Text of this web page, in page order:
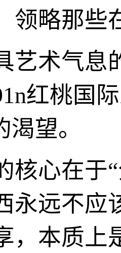
领略那些
艺术气息
红桃国
望。
核心在于
永远不应
，本质上